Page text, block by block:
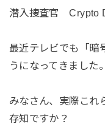
潜入捜査官Crypto
最近テレビでも「暗
うになってきました。
みなさん、実際これ
存知ですか？